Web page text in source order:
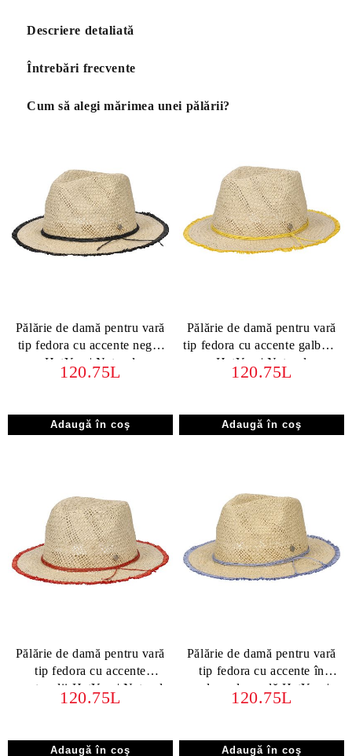
Descriere detaliată
Întrebări frecvente
Cum să alegi mărimea unei pălării?
Pălărie de damă pentru vară
tip fedora cu accente negre
HatYou | Natural
120.75L
Pălărie de damă pentru vară
tip fedora cu accente galbene
HatYou | Natural
120.75L
Pălărie de damă pentru vară
tip fedora cu accente
portocalii HatYou | Natural
120.75L
Pălărie de damă pentru vară
tip fedora cu accente în
culoare lavandă HatYou |
Natural
120.75L